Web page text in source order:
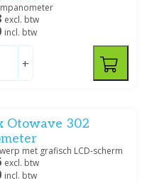
excl. btw
incl. btw
+
Otowave 302
met grafisch LCD-scherm
excl. btw
incl. btw